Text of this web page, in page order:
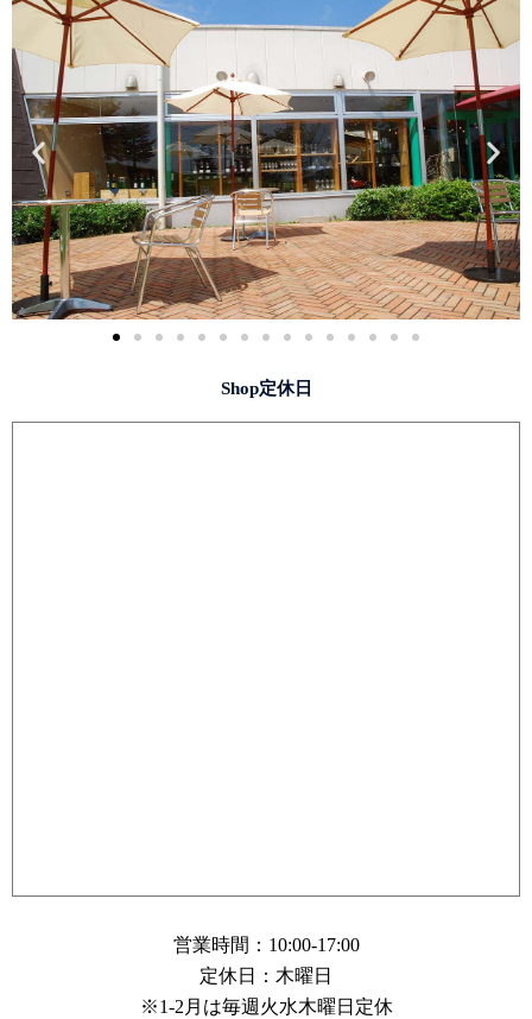
Shop定休日
営業時間：10:00-17:00
定休日：木曜日
※1-2月は毎週火水木曜日定休